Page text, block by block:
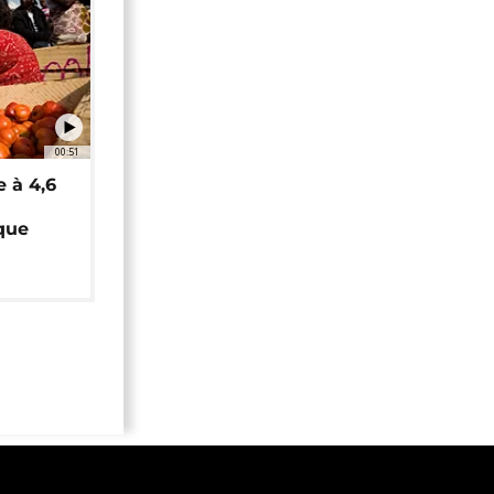
00:51
à 4,6